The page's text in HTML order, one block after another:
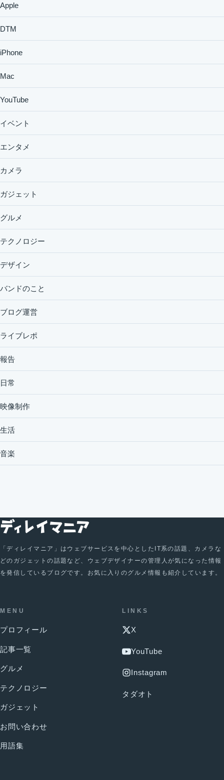
Apple
DTM
iPhone
Mac
YouTube
イベント
エンタメ
カメラ
ガジェット
グルメ
テクノロジー
デザイン
バンドのこと
ブログ運営
ライブレポ
報告
日常
映像制作
生活
音楽
「ディレイマニア」はウェブサービスを中心としたIT系の話題、カメラな
どのガジェットの話題など、ウェブデザイナーの管理人が気になった情報
を発信しているブログです。お気に入りのグルメ情報も紹介しています。
MENU
プロフィール
記事一覧
グルメ
テクノロジー
ガジェット
お問い合わせ
用語集
LINKS
X
YouTube
Instagram
タダオト